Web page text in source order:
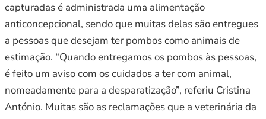
capturadas é administrada uma alimentação
anticoncepcional, sendo que muitas delas são entregues
a pessoas que desejam ter pombos como animais de
estimação. “Quando entregamos os pombos às pessoas,
é feito um aviso com os cuidados a ter com animal,
nomeadamente para a desparatização”, referiu Cristina
António. Muitas são as reclamações que a veterinária da